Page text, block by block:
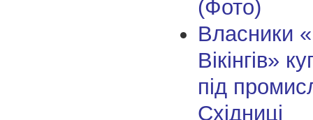
(Фото)
Власники
Вікінгів»
під
Східниці